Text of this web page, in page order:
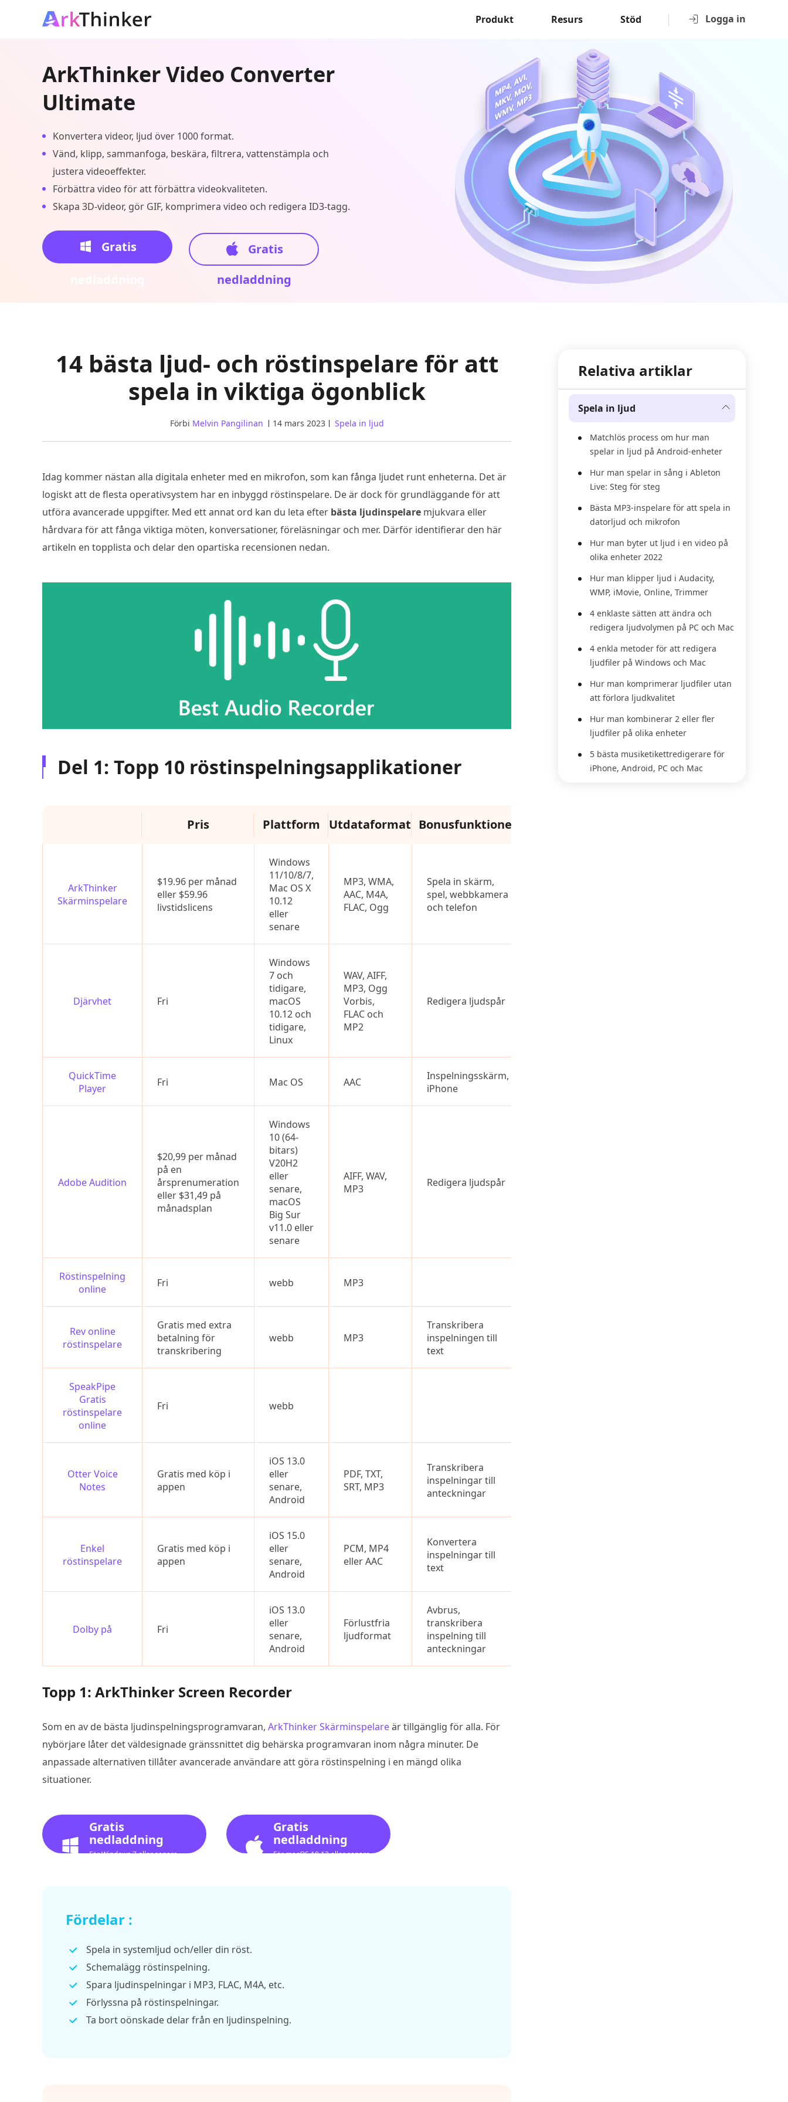
Logga in
Produkt Resurs Stöd
ArkThinker Video Converter
Ultimate
Konvertera videor, ljud över 1000 format.
Vänd, klipp, sammanfoga, beskära, filtrera, vattenstämpla och
justera videoeffekter.
Förbättra video för att förbättra videokvaliteten.
Skapa 3D-videor, gör GIF, komprimera video och redigera ID3-tagg.
Gratis
Gratis
nedladdning
14 bästa ljud- och röstinspelare för att
spela in viktiga ögonblick
Förbi Melvin Pangilinan 14 mars 2023 Spela in ljud
Idag kommer nästan alla digitala enheter med en mikrofon, som kan fånga ljudet runt enheterna. Det är
logiskt att de flesta operativsystem har en inbyggd röstinspelare. De är dock för grundläggande för att
utföra avancerade uppgifter. Med ett annat ord kan du leta efter bästa ljudinspelare mjukvara eller
hårdvara för att fånga viktiga möten, konversationer, föreläsningar och mer. Därför identifierar den här
artikeln en topplista och delar den opartiska recensionen nedan.
Del 1: Topp 10 röstinspelningsapplikationer
Pris Plattform Utdataformat Bonusfunktioner
ArkThinker
Skärminspelare
$19.96 per månad
eller $59.96
livstidslicens
Windows
11/10/8/7,
Mac OS X
10.12
eller
senare
MP3, WMA,
AAC, M4A,
FLAC, Ogg
Spela in skärm,
spel, webbkamera
och telefon
Djärvhet Fri
Windows
7 och
tidigare,
macOS
10.12 och
tidigare,
Linux
WAV, AIFF,
MP3, Ogg
Vorbis,
FLAC och
MP2
Redigera ljudspår
QuickTime
Player
Fri Mac OS AAC
Inspelningsskärm,
iPhone
Adobe Audition
$20,99 per månad
på en
årsprenumeration
eller $31,49 på
månadsplan
Windows
10 (64-
bitars)
V20H2
eller
senare,
macOS
Big Sur
v11.0 eller
senare
AIFF, WAV,
MP3
Redigera ljudspår
Röstinspelning
online
Fri webb MP3
Rev online
röstinspelare
Gratis med extra
betalning för
transkribering
webb MP3
Transkribera
inspelningen till
text
SpeakPipe
Gratis
röstinspelare
online
Fri webb
Otter Voice
Notes
Gratis med köp i
appen
iOS 13.0
eller
senare,
Android
PDF, TXT,
SRT, MP3
Transkribera
inspelningar till
anteckningar
Enkel
röstinspelare
Gratis med köp i
appen
iOS 15.0
eller
senare,
Android
PCM, MP4
eller AAC
Konvertera
inspelningar till
text
Dolby på Fri
iOS 13.0
eller
senare,
Android
Förlustfria
ljudformat
Avbrus,
transkribera
inspelning till
anteckningar
Topp 1: ArkThinker Screen Recorder
Som en av de bästa ljudinspelningsprogramvaran, ArkThinker Skärminspelareär tillgänglig för alla. För
nybörjare låter det väldesignade gränssnittet dig behärska programvaran inom några minuter. De
anpassade alternativen tillåter avancerade användare att göra röstinspelning i en mängd olika
situationer.
Gratis
nedladdning
För Windows 7 eller senare
Gratis
nedladdning
För macOS 10.12 eller senare
Fördelar :
Spela in systemljud och/eller din röst.
Schemalägg röstinspelning.
Spara ljudinspelningar i MP3, FLAC, M4A, etc.
Förlyssna på röstinspelningar.
Ta bort oönskade delar från en ljudinspelning.
Relativa artiklar
Spela in ljud
Matchlös process om hur man
spelar in ljud på Android-enheter
Hur man spelar in sång i Ableton
Live: Steg för steg
Bästa MP3-inspelare för att spela in
datorljud och mikrofon
Hur man byter ut ljud i en video på
olika enheter 2022
Hur man klipper ljud i Audacity,
WMP, iMovie, Online, Trimmer
4 enklaste sätten att ändra och
redigera ljudvolymen på PC och Mac
4 enkla metoder för att redigera
ljudfiler på Windows och Mac
Hur man komprimerar ljudfiler utan
att förlora ljudkvalitet
Hur man kombinerar 2 eller fler
ljudfiler på olika enheter
5 bästa musiketikettredigerare för
iPhone, Android, PC och Mac